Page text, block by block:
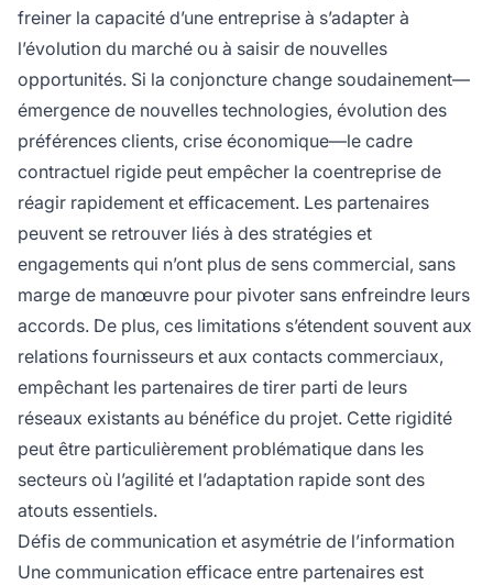
freiner la capacité d’une entreprise à s’adapter à
l’évolution du marché ou à saisir de nouvelles
opportunités. Si la conjoncture change soudainement—
émergence de nouvelles technologies, évolution des
préférences clients, crise économique—le cadre
contractuel rigide peut empêcher la coentreprise de
réagir rapidement et efficacement. Les partenaires
peuvent se retrouver liés à des stratégies et
engagements qui n’ont plus de sens commercial, sans
marge de manœuvre pour pivoter sans enfreindre leurs
accords. De plus, ces limitations s’étendent souvent aux
relations fournisseurs et aux contacts commerciaux,
empêchant les partenaires de tirer parti de leurs
réseaux existants au bénéfice du projet. Cette rigidité
peut être particulièrement problématique dans les
secteurs où l’agilité et l’adaptation rapide sont des
atouts essentiels.
Défis de communication et asymétrie de l’information
Une communication efficace entre partenaires est